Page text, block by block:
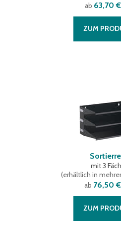
ab 63,70 €
ZUM
mit 3
(erhältlich in
ab 76,50 €
ZUM